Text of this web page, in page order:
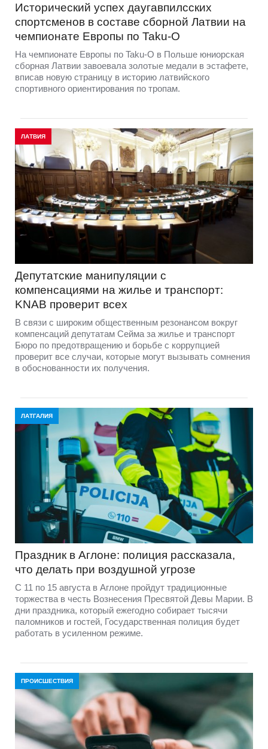
Исторический успех даугавпилсских
спортсменов в составе сборной Латвии на
чемпионате Европы по Taku-O
На чемпионате Европы по Taku-O в Польше юниорская
сборная Латвии завоевала золотые медали в эстафете,
вписав новую страницу в историю латвийского
спортивного ориентирования по тропам.
ЛАТВИЯ
Депутатские манипуляции с
компенсациями на жилье и транспорт:
KNAB проверит всех
В связи с широким общественным резонансом вокруг
компенсаций депутатам Сейма за жилье и транспорт
Бюро по предотвращению и борьбе с коррупцией
проверит все случаи, которые могут вызывать сомнения
в обоснованности их получения.
ЛАТГАЛИЯ
Праздник в Аглоне: полиция рассказала,
что делать при воздушной угрозе
С 11 по 15 августа в Аглоне пройдут традиционные
торжества в честь Вознесения Пресвятой Девы Марии. В
дни праздника, который ежегодно собирает тысячи
паломников и гостей, Государственная полиция будет
работать в усиленном режиме.
ПРОИСШЕСТВИЯ